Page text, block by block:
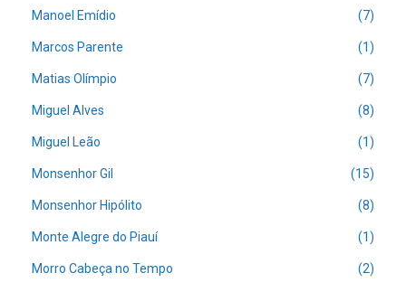
Manoel Emídio (7)
Marcos Parente (1)
Matias Olímpio (7)
Miguel Alves (8)
Miguel Leão (1)
Monsenhor Gil (15)
Monsenhor Hipólito (8)
Monte Alegre do Piauí (1)
Morro Cabeça no Tempo (2)